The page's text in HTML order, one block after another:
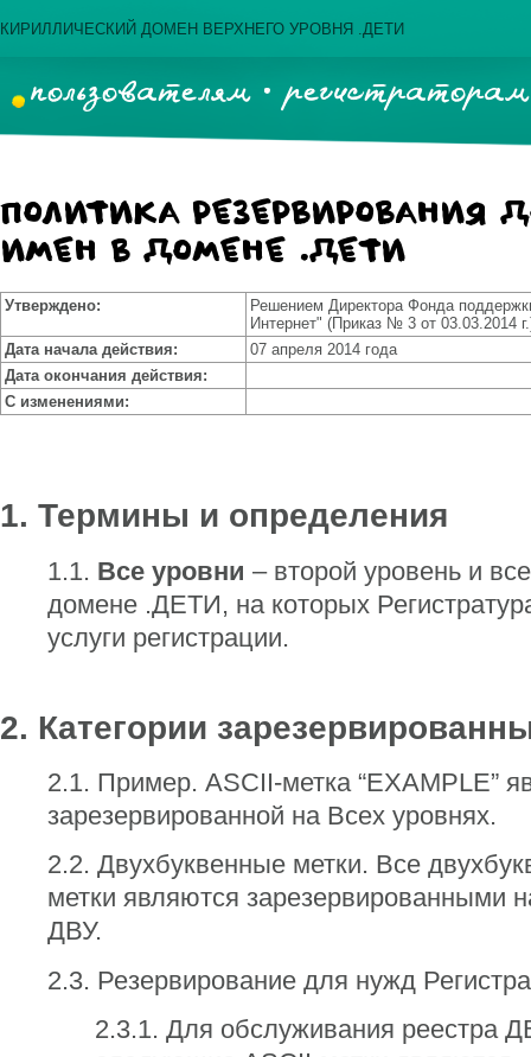
КИРИЛЛИЧЕСКИЙ ДОМЕН ВЕРХНЕГО УРОВНЯ .ДЕТИ
пользователям регистраторам
Политика резервирования
имен в домене .ДЕТИ
Утверждено:
Решением Директора Фонда
Интернет" (Приказ № 3 от 03.03.2014
Дата начала действия:
07 апреля 2014 года
Дата окончания действия:
С изменениями:
1. Термины и определения
1.1. Все уровни – второй уровень и
домене .ДЕТИ, на которых
услуги регистрации.
2. Категории
2.1. Пример. ASCII-метка “EXAMPLE”
зарезервированной на Всех уровнях.
2.2. Двухбуквенные метки. Все
метки являются зарезервированными
ДВУ.
2.3. Резервирование для нужд
2.3.1. Для обслуживания реестра